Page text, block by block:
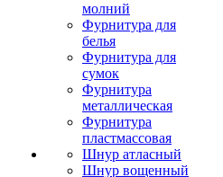
молний
Фурнитура для
белья
Фурнитура для
сумок
Фурнитура
металлическая
Фурнитура
пластмассовая
Шнур атласный
Шнур вощенный